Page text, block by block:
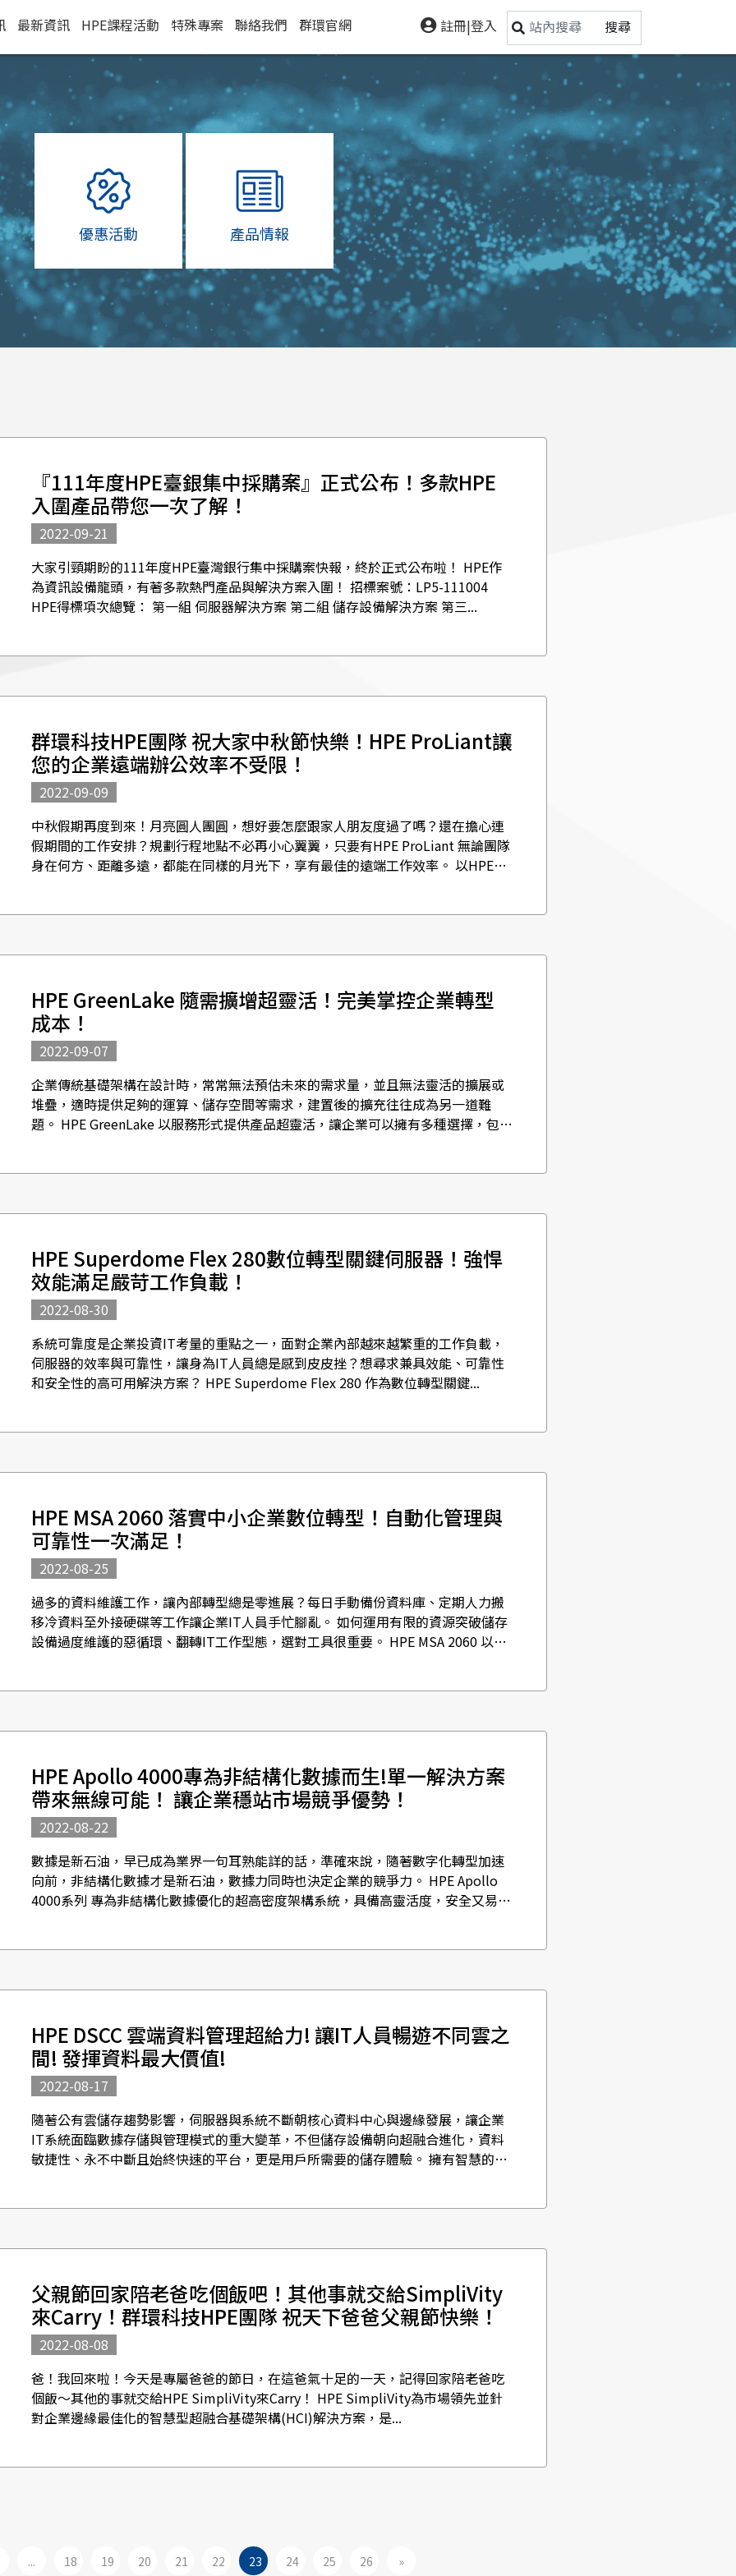
搜尋
註冊|登入
最新資訊 HPE課程活動 特殊專案 聯絡我們 群環官網
優惠活動 產品情報
『111年度HPE臺銀集中採購案』正式公布！多款HPE
入圍產品帶您一次了解！
2022-09-21
大家引頸期盼的111年度HPE臺灣銀行集中採購案快報，終於正式公布啦！ HPE作
為資訊設備龍頭，有著多款熱門產品與解決方案入圍！ 招標案號：LP5-111004
HPE得標項次總覽： 第一組 伺服器解決方案 第二組 儲存設備解決方案 第三...
群環科技HPE團隊 祝大家中秋節快樂！HPE ProLiant讓
您的企業遠端辦公效率不受限！
2022-09-09
中秋假期再度到來！月亮圓人團圓，想好要怎麼跟家人朋友度過了嗎？還在擔心連
假期間的工作安排？規劃行程地點不必再小心翼翼，只要有HPE ProLiant 無論團隊
身在何方、距離多遠，都能在同樣的月光下，享有最佳的遠端工作效率。 以HPE
HPE GreenLake 隨需擴增超靈活！完美掌控企業轉型
成本！
2022-09-07
企業傳統基礎架構在設計時，常常無法預估未來的需求量，並且無法靈活的擴展或
堆疊，適時提供足夠的運算、儲存空間等需求，建置後的擴充往往成為另一道難
題。 HPE GreenLake 以服務形式提供產品超靈活，讓企業可以擁有多種選擇，包括
HPE Superdome Flex 280數位轉型關鍵伺服器！強悍
效能滿足嚴苛工作負載！
2022-08-30
系統可靠度是企業投資IT考量的重點之一，面對企業內部越來越繁重的工作負載，
伺服器的效率與可靠性，讓身為IT人員總是感到皮皮挫？想尋求兼具效能、可靠性
和安全性的高可用解決方案？ HPE Superdome Flex 280 作為數位轉型關鍵...
HPE MSA 2060 落實中小企業數位轉型！自動化管理與
可靠性一次滿足！
2022-08-25
過多的資料維護工作，讓內部轉型總是零進展？每日手動備份資料庫、定期人力搬
移冷資料至外接硬碟等工作讓企業IT人員手忙腳亂。 如何運用有限的資源突破儲存
設備過度維護的惡循環、翻轉IT工作型態，選對工具很重要。 HPE MSA 2060 以入
HPE Apollo 4000專為非結構化數據而生!單一解決方案
帶來無線可能！ 讓企業穩站市場競爭優勢！
2022-08-22
數據是新石油，早已成為業界一句耳熟能詳的話，準確來說，隨著數字化轉型加速
向前，非結構化數據才是新石油，數據力同時也決定企業的競爭力。 HPE Apollo
4000系列 專為非結構化數據優化的超高密度架構系統，具備高靈活度，安全又易維
HPE DSCC 雲端資料管理超給力! 讓IT人員暢遊不同雲之
間! 發揮資料最大價值!
2022-08-17
隨著公有雲儲存趨勢影響，伺服器與系統不斷朝核心資料中心與邊緣發展，讓企業
IT系統面臨數據存儲與管理模式的重大變革，不但儲存設備朝向超融合進化，資料
敏捷性、永不中斷且始終快速的平台，更是用戶所需要的儲存體驗。 擁有智慧的儲
父親節回家陪老爸吃個飯吧！其他事就交給SimpliVity
來Carry！群環科技HPE團隊 祝天下爸爸父親節快樂！
2022-08-08
爸！我回來啦！今天是專屬爸爸的節日，在這爸氣十足的一天，記得回家陪老爸吃
個飯～其他的事就交給HPE SimpliVity來Carry！ HPE SimpliVity為市場領先並針
對企業邊緣最佳化的智慧型超融合基礎架構(HCI)解決方案，是...
... 18 19 20 21 22 23 24 25 26 »